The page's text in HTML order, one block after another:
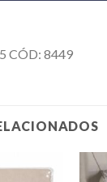
CÓD: 8449